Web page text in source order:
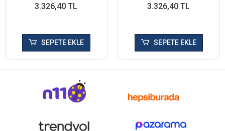
3.326,40 TL
SEPETE EKLE
3.326,40 TL
SEPETE EKLE